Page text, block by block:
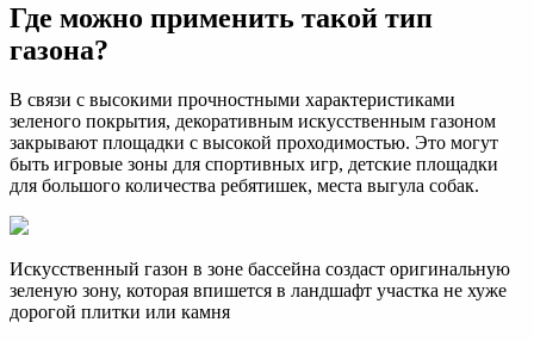
Где можно применить такой тип
газона?
В связи с высокими прочностными характеристиками
зеленого покрытия, декоративным искусственным газоном
закрывают площадки с высокой проходимостью. Это могут
быть игровые зоны для спортивных игр, детские площадки
для большого количества ребятишек, места выгула собак.
Искусственный газон в зоне бассейна создаст оригинальную
зеленую зону, которая впишется в ландшафт участка не хуже
дорогой плитки или камня